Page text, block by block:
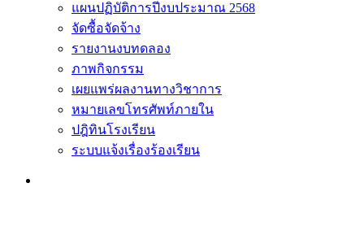
แผนปฏิบัติการปีงบประมาณ 2568
จัดซื้อจัดจ้าง
รายงานงบทดลอง
ภาพกิจกรรม
เผยแพร่ผลงานทางวิชาการ
หมายเลขโทรศัพท์ภายใน
ปฎิทินโรงเรียน
ระบบแจ้งเรื่องร้องเรียน